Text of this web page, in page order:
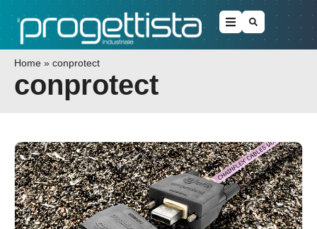
Home » conprotect
conprotect